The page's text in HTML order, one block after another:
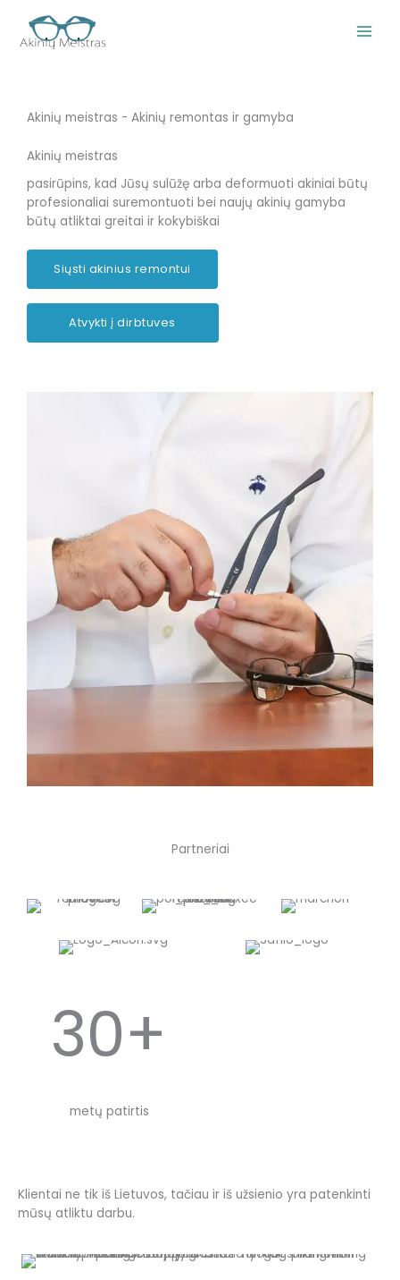
turinio
Akinių meistras - Akinių remontas ir gamyba
Akinių meistras
pasirūpins, kad Jūsų sulūžę arba deformuoti akiniai būtų
profesionaliai suremontuoti bei naujų akinių gamyba
būtų atliktai greitai ir kokybiškai
Siųsti akinius remontui
Atvykti į dirbtuves
Partneriai
30+
metų patirtis
Klientai ne tik iš Lietuvos, tačiau ir iš užsienio yra patenkinti
mūsų atliktu darbu.